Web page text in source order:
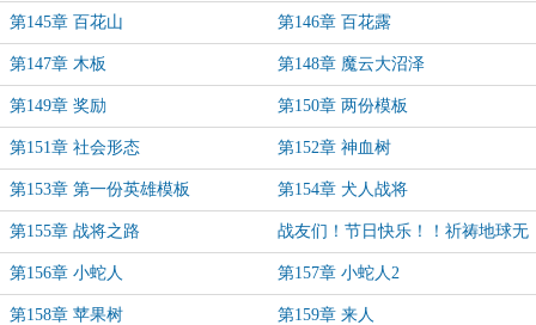
第145章 百花山 第146章 百花露
第147章 木板 第148章 魔云大沼泽
第149章 奖励 第150章 两份模板
第151章 社会形态 第152章 神血树
第153章 第一份英雄模板 第154章 犬人战将
第155章 战将之路 战友们！节日快乐！！祈祷地球无
战争，世间无战士！
第156章 小蛇人 第157章 小蛇人2
第158章 苹果树 第159章 来人